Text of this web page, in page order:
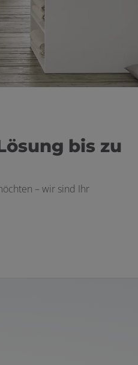
bis zu
– wir sind Ihr